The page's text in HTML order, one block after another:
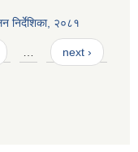
निर्देशिका, २०८१
next ›